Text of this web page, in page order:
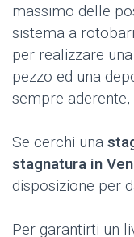
massimo delle
sistema a
per realizzare
pezzo ed una
sempre
Se cerchi una
stagnatura in
disposizione per
Per garantirti un